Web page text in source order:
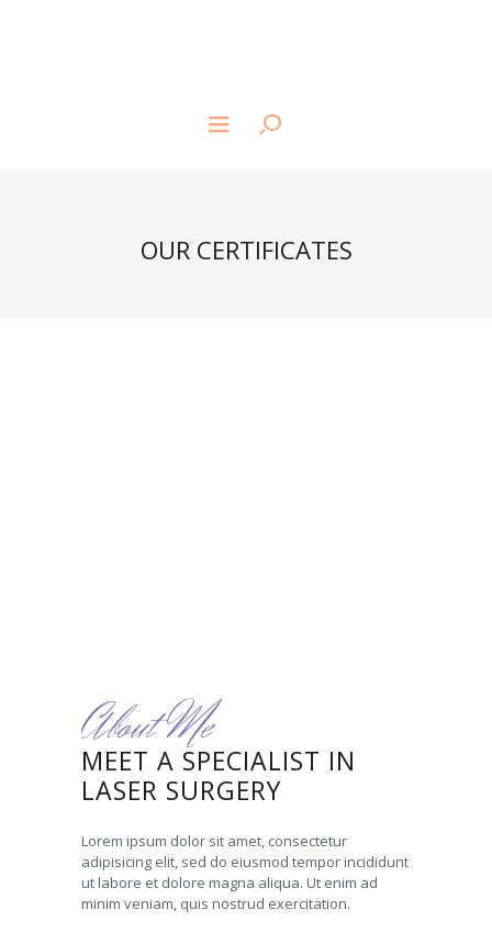
OUR CERTIFICATES
About Me
MEET A SPECIALIST IN
LASER SURGERY
Lorem ipsum dolor sit amet, consectetur
adipisicing elit, sed do eiusmod tempor incididunt
ut labore et dolore magna aliqua. Ut enim ad
minim veniam, quis nostrud exercitation.